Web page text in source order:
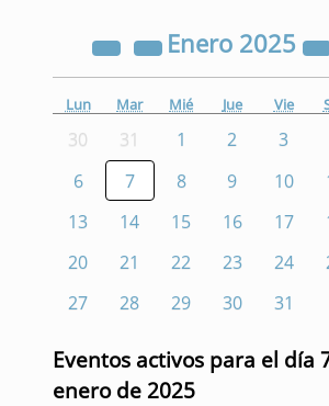
Enero 2025
Lun Mar Mié Jue Vie
30 31 1 2 3
6
7 8 9 10
13
14 15 16 17
20
21 22 23 24
27
28 29 30 31
Eventos activos para el día
enero de 2025